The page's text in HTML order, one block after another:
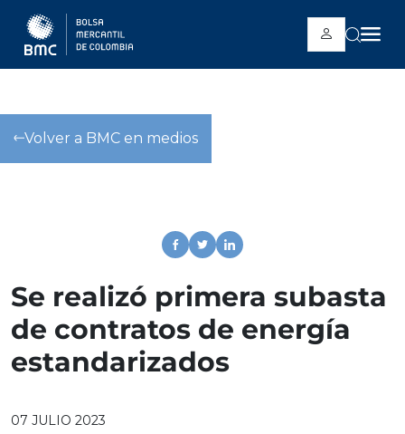
Pasar al contenido principal
Volver a BMC en medios
Se realizó primera subasta
de contratos de energía
estandarizados
07 JULIO 2023